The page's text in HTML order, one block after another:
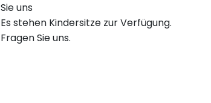
Sie uns
Es stehen Kindersitze zur Verfügung.
Fragen Sie uns.